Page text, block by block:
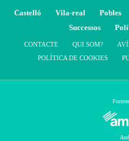
Castelló Vila-real Pobles
Successos
CONTACTE QUI SOM?
POLÍTICA DE COOKIES